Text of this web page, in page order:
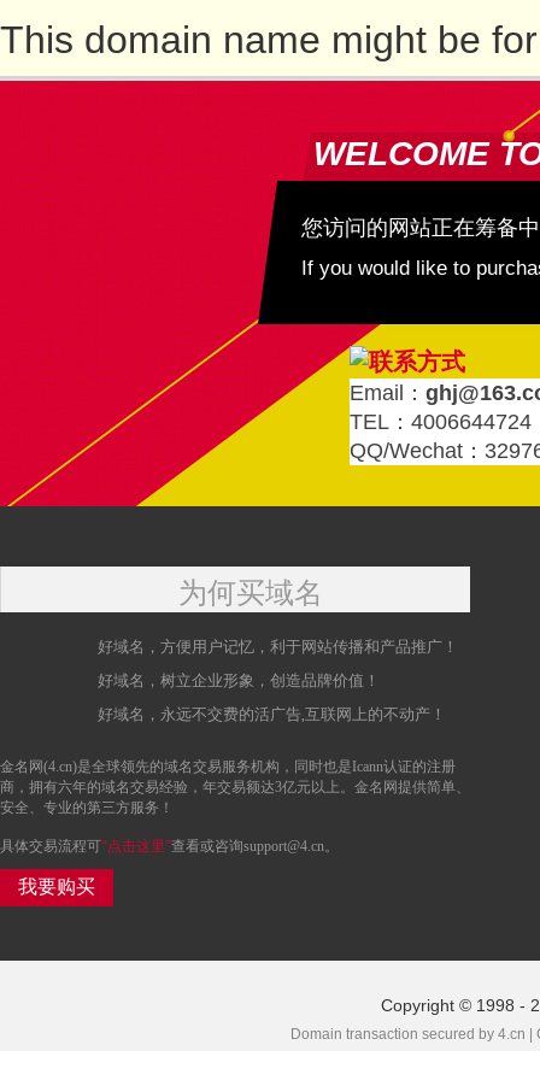
This domain name might be
WELCOME
您访问的网站正在筹备
If you would like to
Email：
TEL：4006644724
QQ/Wechat：
为何买域名
好域名，方便用户记忆，利于网站传播和产品推广！
好域名，树立企业形象，创造品牌价值！
好域名，永远不交费的活广告,互联网上的不动产！
金名网(4.cn)是全球领先的域名交易服务机构，同时也是Icann认证的注册
商，拥有六年的域名交易经验，年交易额达3亿元以上。金名网提供简单、
安全、专业的第三方服务！
具体交易流程可“点击这里”查看或咨询support@4.cn。
我要购买
Copyright © 1998 -
Domain transaction secured by 4.cn